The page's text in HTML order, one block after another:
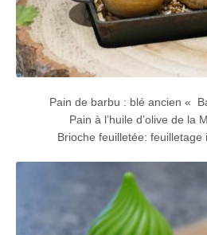
Pain de barbu : blé ancien «
Pain à l’huile d’olive de la
Brioche feuilletée: feuilletage